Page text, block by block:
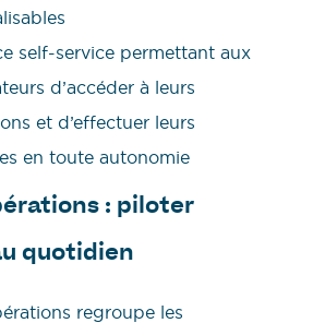
self-service permettant aux
d’accéder à leurs
et d’effectuer leurs
en toute autonomie
: piloter
quotidien
regroupe les